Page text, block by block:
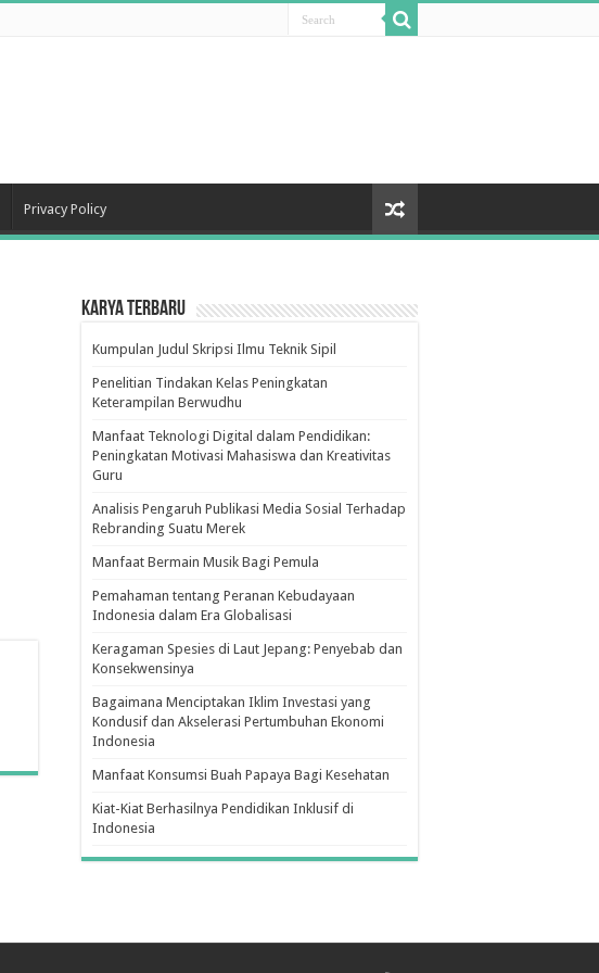
Privacy Policy
Karya Terbaru
Kumpulan Judul Skripsi Ilmu Teknik Sipil
Penelitian Tindakan Kelas Peningkatan
Keterampilan Berwudhu
Manfaat Teknologi Digital dalam Pendidikan:
Peningkatan Motivasi Mahasiswa dan Kreativitas
Guru
Analisis Pengaruh Publikasi Media Sosial Terhadap
Rebranding Suatu Merek
Manfaat Bermain Musik Bagi Pemula
Pemahaman tentang Peranan Kebudayaan
Indonesia dalam Era Globalisasi
Keragaman Spesies di Laut Jepang: Penyebab dan
Konsekwensinya
Bagaimana Menciptakan Iklim Investasi yang
Kondusif dan Akselerasi Pertumbuhan Ekonomi
Indonesia
Manfaat Konsumsi Buah Papaya Bagi Kesehatan
Kiat-Kiat Berhasilnya Pendidikan Inklusif di
Indonesia